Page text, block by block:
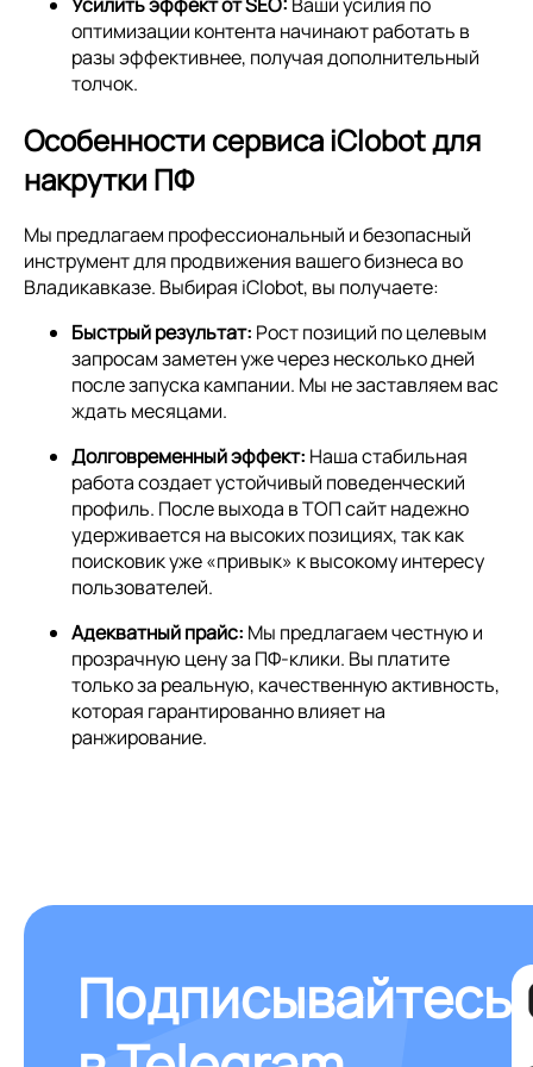
оптимизации контента начинают работать в
разы эффективнее, получая дополнительный
толчок.
Особенности сервиса iClobot для
накрутки ПФ
Мы предлагаем профессиональный и безопасный
инструмент для продвижения вашего бизнеса во
Владикавказе. Выбирая iClobot, вы получаете:
Быстрый результат: Рост позиций по целевым
запросам заметен уже через несколько дней
после запуска кампании. Мы не заставляем вас
ждать месяцами.
Долговременный эффект: Наша стабильная
работа создает устойчивый поведенческий
профиль. После выхода в ТОП сайт надежно
удерживается на высоких позициях, так как
поисковик уже «привык» к высокому интересу
пользователей.
Адекватный прайс: Мы предлагаем честную и
прозрачную цену за ПФ-клики. Вы платите
только за реальную, качественную активность,
которая гарантированно влияет на
ранжирование.
Подписывайтесь